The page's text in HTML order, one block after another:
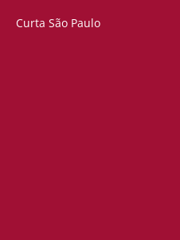
Curta São Paulo